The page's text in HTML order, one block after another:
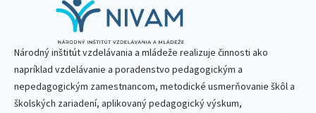
Národný inštitút vzdelávania a mládeže realizuje činnosti ako
napríklad vzdelávanie a poradenstvo pedagogickým a
nepedagogickým zamestnancom, metodické usmerňovanie škôl a
školských zariadení, aplikovaný pedagogický výskum,